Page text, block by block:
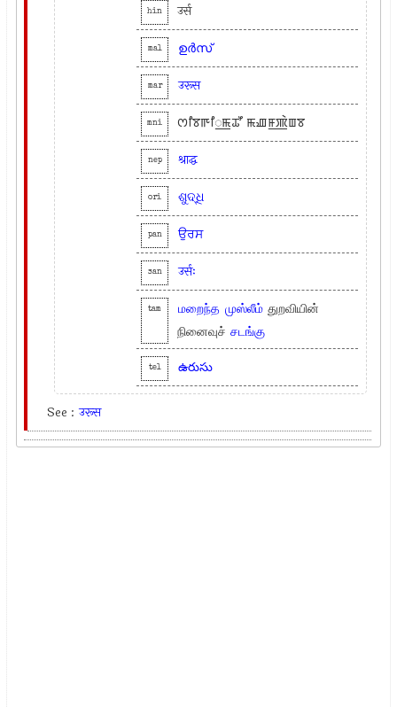
hin उर्स
mal ഉര്‍സ്
mar उरूस
mni ꯁꯤꯕꯒꯤ꯭ꯃꯊꯧ ꯃꯉꯝ꯭ꯄꯥꯡꯕ
nep श्राद्ध
ori ଶୁଦ୍ଧି
pan ਉਰਸ
san उर्सः
tam மறைந்த முஸ்லீம் துறவியின்
நினைவுச் சடங்கு
tel ఉరుసు
See :उरूस